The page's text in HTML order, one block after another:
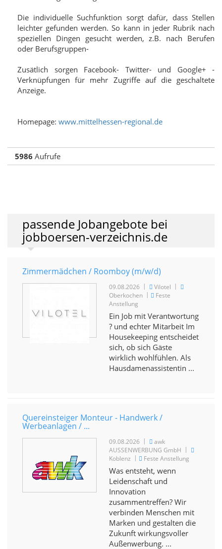
Die individuelle Suchfunktion sorgt dafür, dass Stellen
leichter gefunden werden. So kann in jeder Rubrik nach
speziellen Dingen gesucht werden, z.B. nach Berufen
oder Berufsgruppen-
Zusätlich sorgen Facebook- Twitter- und Google+ -
Verknüpfungen für mehr Zugriffe auf die geschaltete
Anzeige.
Homepage: www.mittelhessen-regional.de
5986 Aufrufe
passende Jobangebote bei
jobboersen-verzeichnis.de
Zimmermädchen / Roomboy (m/w/d)
09.08.2026 | Vilotel |
Oberkochen |
Feste
Anstellung
Ein Job mit Verantwortung
? und echter Mitarbeit Im
Housekeeping entscheidet
sich, ob sich Gäste
wirklich wohlfühlen. Als
Hausdamenassistentin ...
Quereinsteiger Monteur - Handwerk /
Werbeanlagen / ...
09.08.2026 |
awk
AUSSENWERBUNG GmbH |
Koblenz | Feste Anstellung
Was entsteht, wenn
Leidenschaft und
Innovation
zusammentreffen? Wir
verbinden Menschen mit
Marken und gestalten die
Zukunft wirkungsvoller
Außenwerbung. ...